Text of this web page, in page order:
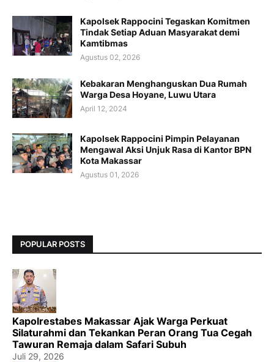
Kapolsek Rappocini Tegaskan Komitmen
Tindak Setiap Aduan Masyarakat demi
Kamtibmas
Agustus 02, 2026
Kebakaran Menghanguskan Dua Rumah
Warga Desa Hoyane, Luwu Utara
April 12, 2024
Kapolsek Rappocini Pimpin Pelayanan
Mengawal Aksi Unjuk Rasa di Kantor BPN
Kota Makassar
Agustus 01, 2026
POPULAR POSTS
Kapolrestabes Makassar Ajak Warga Perkuat
Silaturahmi dan Tekankan Peran Orang Tua Cegah
Tawuran Remaja dalam Safari Subuh
Juli 29, 2026